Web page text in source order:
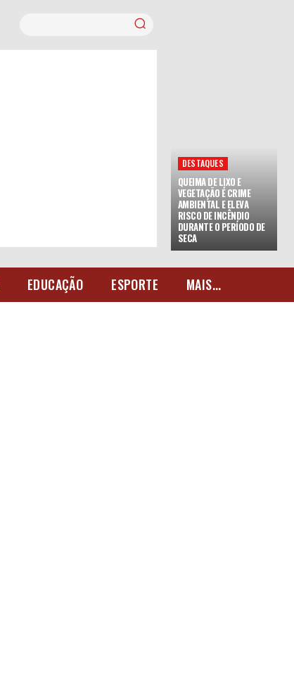
DESTAQUES
QUEIMA DE LIXO E
VEGETAÇÃO É CRIME
AMBIENTAL E ELEVA
RISCO DE INCÊNDIO
DURANTE O PERÍODO DE
SECA
EDUCAÇÃO ESPORTE MAIS...